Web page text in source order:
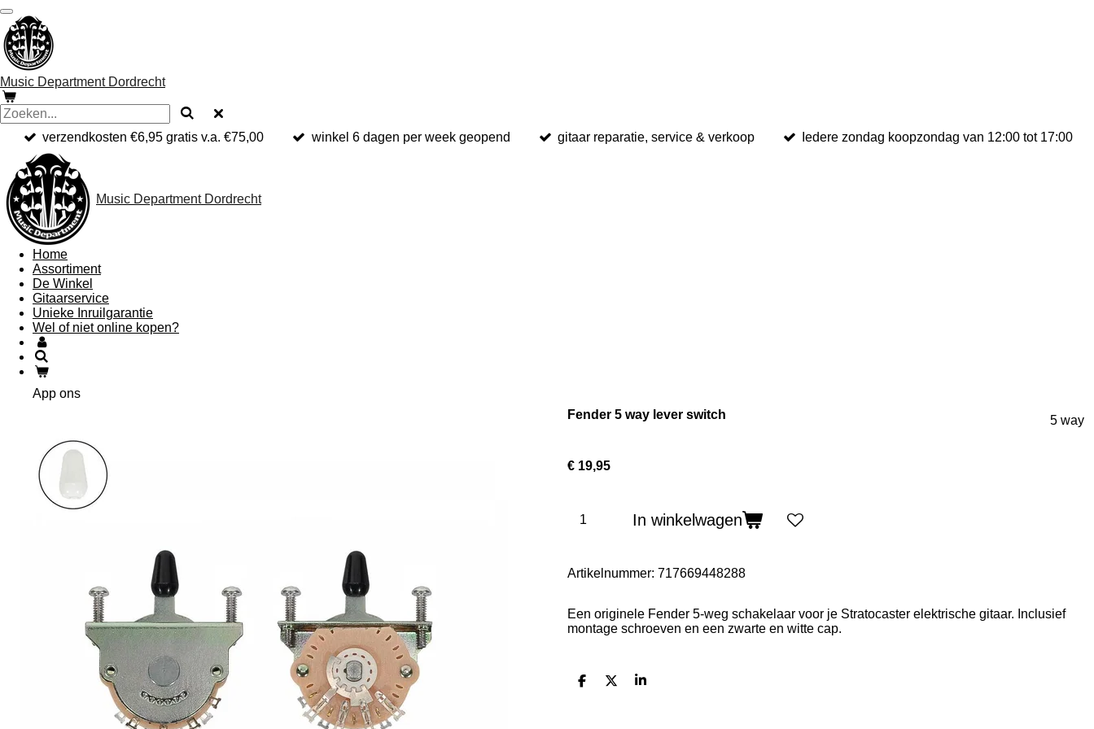
Ga
direct
naar
de
hoofdinhoud
Music Department Dordrecht
verzendkosten €6,95 gratis v.a. €75,00 winkel 6 dagen per week geopend gitaar reparatie, service & verkoop Iedere zondag koopzondag van 12:00 tot 17:00
Music Department Dordrecht
Home
Assortiment
De Winkel
Gitaarservice
Unieke Inruilgarantie
Wel of niet online kopen?
App ons
Fender 5 way lever switch
5 way
€ 19,95
In winkelwagen
Artikelnummer: 717669448288
Een originele Fender 5-weg schakelaar voor je Stratocaster elektrische gitaar. Inclusief
montage schroeven en een zwarte en witte cap.
D
D
S